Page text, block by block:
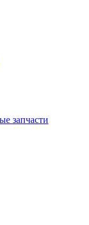
запчасти